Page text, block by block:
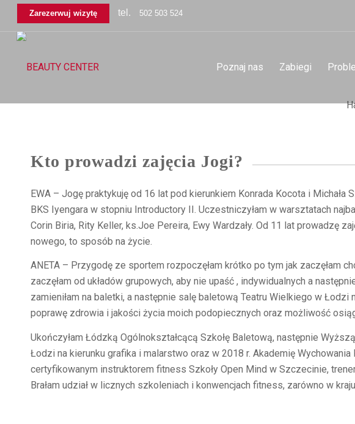
Zarezerwuj wizytę tel. 502 503 524
Poznaj nas Zabiegi
Kto prowadzi zajęcia Jogi?
EWA – Jogę praktykuję od 16 lat pod kierunkiem Konrada Kocota i
BKS Iyengara w stopniu Introductory II. Uczestniczyłam w warsztatach
Corin Biria, Rity Keller, ks.Joe Pereira, Ewy Wardzały. Od 11 lat prowadzę
nowego, to sposób na życie.
ANETA – Przygodę ze sportem rozpoczęłam krótko po tym jak zaczęłam
zaczęłam od układów grupowych, aby nie upaść , indywidualnych a
zamieniłam na baletki, a następnie salę baletową Teatru Wielkiego w
poprawę zdrowia i jakości życia moich podopiecznych oraz możliwość
Ukończyłam Łódzką Ogólnokształcącą Szkołę Baletową, następnie
Łodzi na kierunku grafika i malarstwo oraz w 2018 r. Akademię
certyfikowanym instruktorem fitness Szkoły Open Mind w Szczecinie,
Brałam udział w licznych szkoleniach i konwencjach fitness, zarówno w